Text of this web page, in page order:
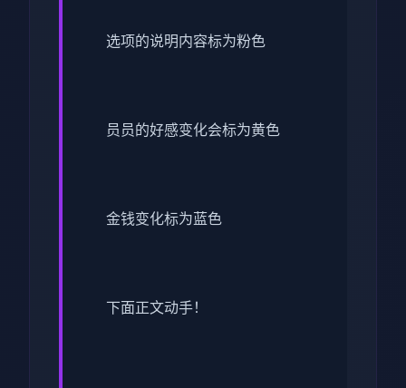
选项的说明内容标为粉色
员员的好感变化会标为黄色
金钱变化标为蓝色
下面正文动手！